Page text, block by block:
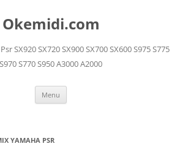
Okemidi.com
SX920 SX720 SX900 SX700 SX600 S975 S775
S970 S770 S950 A3000 A2000
Menu
YAMAHA PSR